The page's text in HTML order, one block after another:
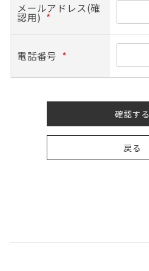
メールアドレス(確
認用) *
電話番号 *
確認する
戻る